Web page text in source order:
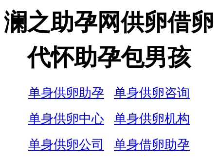
澜之助孕网供卵借卵
代怀助孕包男孩
单身供卵助孕
单身供卵咨询
单身供卵中心
单身供卵机构
单身供卵公司
单身借卵助孕